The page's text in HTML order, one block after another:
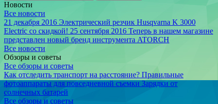
Новости
Все новости
21 декабря 2016 Электрический резчик Husqvarna K 3000
Electric со скидкой! 25 сентября 2016 Теперь в нашем магазине
представлен новый бренд инструмента ATORCH
Все новости
Обзоры и советы
Все обзоры и советы
Как отследить транспорт на расстояние? Правильные
фотоаппараты для повседневной съемки Зарядки от
солнечных батарей
Все обзоры и советы